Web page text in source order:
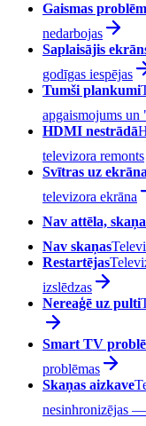
Gaismas
nedarbojas
Saplaisājis
godīgas iespējas
Tumši plankumi
apgaismojums
HDMI nestrādā
televizora remonts
Svītras uz ekrāna
televizora ekrāna
Nav attēla,
Nav skaņas
Restartējas
izslēdzas
Nereaģē uz pulti
Smart TV
problēmas
Skaņas aizkave
nesinhronizējas